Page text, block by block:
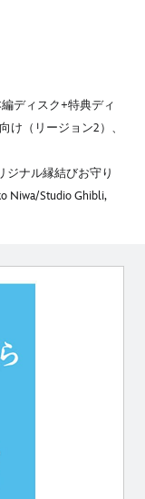
ディスク+特典ディ
け（リージョン2）、
ジナル縁結びお守り
Niwa/Studio Ghibli,